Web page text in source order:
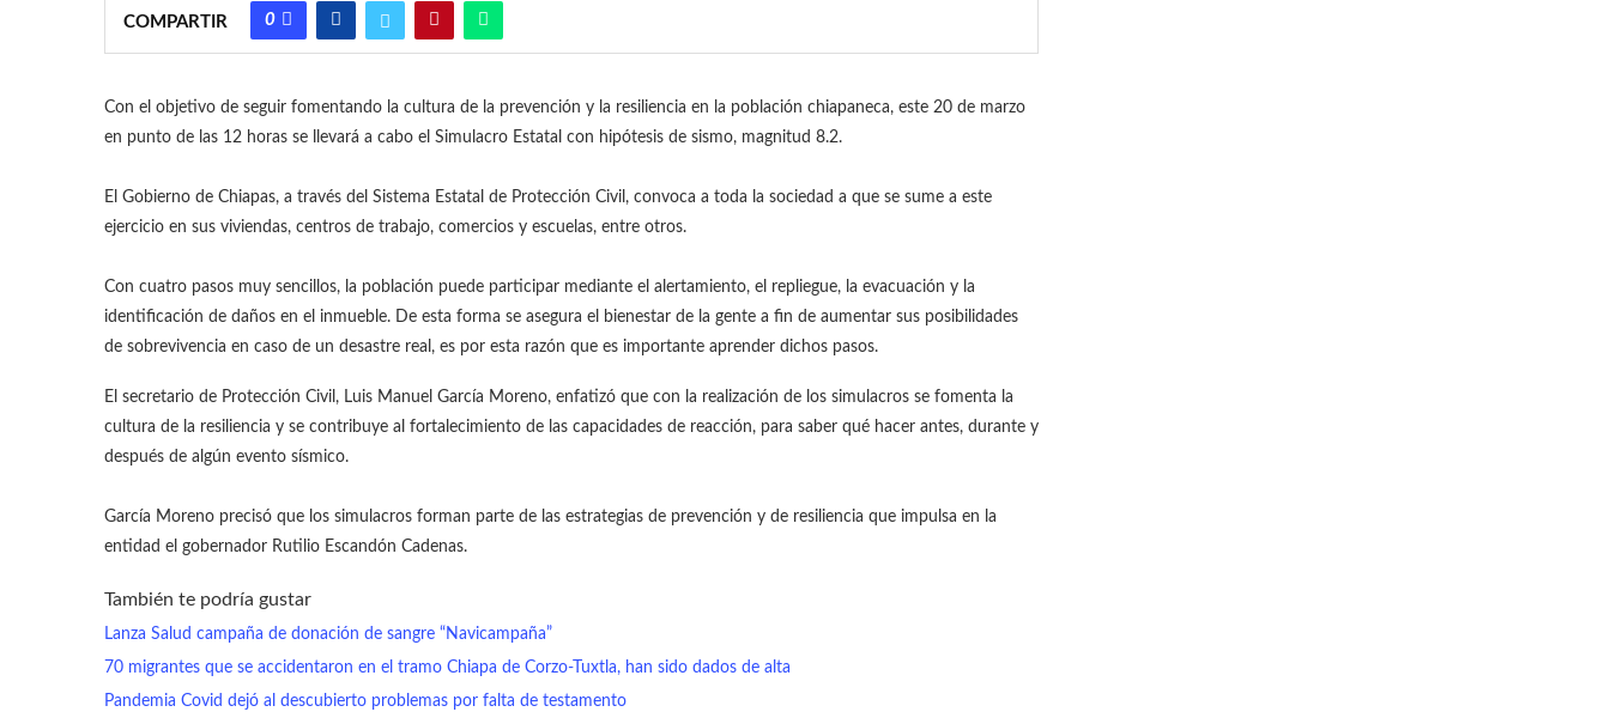
COMPARTIR 0
Con el objetivo de seguir fomentando la cultura de la prevención y la resiliencia en la población chiapaneca, este ‪20 de marzo‬
en punto ‪de las 12 horas‬ se llevará a cabo el Simulacro Estatal con hipótesis de sismo, magnitud 8.2.
El Gobierno de Chiapas, a través del Sistema Estatal de Protección Civil, convoca a toda la sociedad a que se sume a este
ejercicio en sus viviendas, centros de trabajo, comercios y escuelas, entre otros.
Con cuatro pasos muy sencillos, la población puede participar mediante el alertamiento, el repliegue, la evacuación y la
identificación de daños en el inmueble. De esta forma se asegura el bienestar de la gente a fin de aumentar sus posibilidades
de sobrevivencia en caso de un desastre real, es por esta razón que es importante aprender dichos pasos.
El secretario de Protección Civil, Luis Manuel García Moreno, enfatizó que con la realización de los simulacros se fomenta la
cultura de la resiliencia y se contribuye al fortalecimiento de las capacidades de reacción, para saber qué hacer antes, durante y
después de algún evento sísmico.
García Moreno precisó que los simulacros forman parte de las estrategias de prevención y de resiliencia que impulsa en la
entidad el gobernador Rutilio Escandón Cadenas.‬
También te podría gustar
Lanza Salud campaña de donación de sangre “Navicampaña”
70 migrantes que se accidentaron en el tramo Chiapa de Corzo-Tuxtla, han sido dados de alta
Pandemia Covid dejó al descubierto problemas por falta de testamento